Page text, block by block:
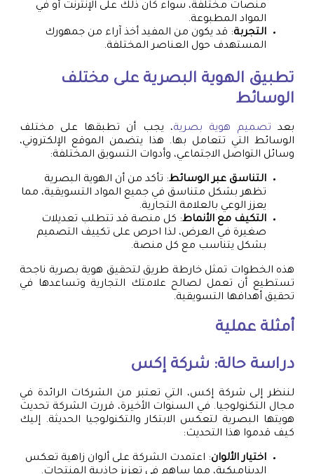
منصات مختلفة، سواء كان ذلك على الإنترنت أو في
المواد المطبوعة.
التجربة: قد يكون من المفيد أخذ آراء من جمهورك
المستهدف حول العناصر المختلفة.
تطبيق الهوية البصرية على مختلف
الوسائط
بعد تصميم هوية بصرية، يجب أن تطبقها على مختلف
الوسائط التي تتعامل بها. هذا يتضمن الموقع الإلكتروني،
وسائل التواصل الاجتماعي، وأدوات التسويق المختلفة:
التناسق عبر الوسائط: تأكد من أن الهوية البصرية
تظهر بشكل متناسق في جميع المواد التسويقية، مما
يعزز الوعي بالعلامة التجارية.
التكيف مع الأنماط: كل منصة قد تتطلب تعديلات
صغيرة في العرض، لذا احرص على تكييف التصميم
بشكل يتناسب مع كل منصة.
هذه الخطوات تمثل خارطة طريق لتحقيق هوية بصرية ناجحة
تستطيع أن تعمل لصالح علامتك التجارية وتساعدها في
تحقيق أهدافها التسويقية.
أمثلة عملية
دراسة حالة: شركة إكس
لننظر إلى شركة إكس، التي تعتبر من الشركات الرائدة في
مجال التكنولوجيا. في السنوات الأخيرة، قررت الشركة تحديث
هويتها البصرية لتعكس الابتكار والتكنولوجيا الحديثة. إليك
كيف قدموا هذا التحديث:
اختيار الألوان: اعتمدت الشركة على ألوان زاهية تعكس